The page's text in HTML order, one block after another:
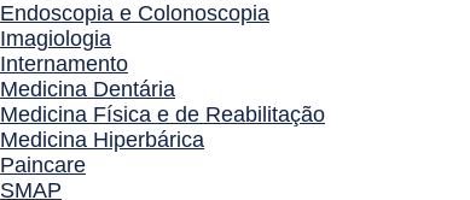
Endoscopia e Colonoscopia
Imagiologia
Internamento
Medicina Dentária
Medicina Física e de Reabilitação
Medicina Hiperbárica
Paincare
SMAP